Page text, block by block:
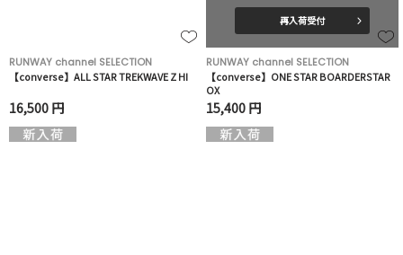
RUNWAY channel SELECTION
【converse】ALL STAR TREKWAVE Z HI
16,500 円
再入荷受付
RUNWAY channel SELECTION
【converse】ONE STAR BOARDERSTAR
OX
15,400 円